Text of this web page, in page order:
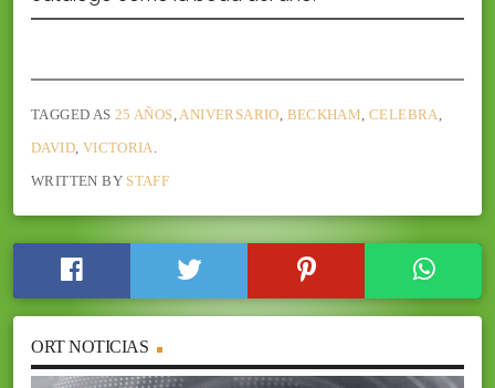
TAGGED AS 25 AÑOS ANIVERSARIO BECKHAM ,CELEBRA
DAVID, VICTORIA
WRITTEN BY STAFF
ORT NOTICIAS